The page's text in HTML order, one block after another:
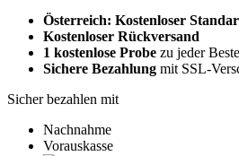
Österreich: Kostenloser
Kostenloser Rückversand
1 kostenlose Probe zu jeder
Sichere Bezahlung mit SSL-
Sicher bezahlen mit
Nachnahme
Vorauskasse